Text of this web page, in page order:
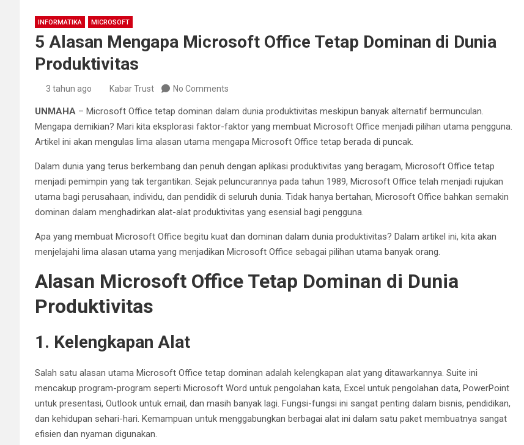
INFORMATIKA MICROSOFT
5 Alasan Mengapa Microsoft Office Tetap Dominan di Dunia
Produktivitas
3 tahun ago Kabar Trust No Comments
UNMAHA – Microsoft Office tetap dominan dalam dunia produktivitas meskipun banyak alternatif bermunculan.
Mengapa demikian? Mari kita eksplorasi faktor-faktor yang membuat Microsoft Office menjadi pilihan utama pengguna.
Artikel ini akan mengulas lima alasan utama mengapa Microsoft Office tetap berada di puncak.
Dalam dunia yang terus berkembang dan penuh dengan aplikasi produktivitas yang beragam, Microsoft Office tetap
menjadi pemimpin yang tak tergantikan. Sejak peluncurannya pada tahun 1989, Microsoft Office telah menjadi rujukan
utama bagi perusahaan, individu, dan pendidik di seluruh dunia. Tidak hanya bertahan, Microsoft Office bahkan semakin
dominan dalam menghadirkan alat-alat produktivitas yang esensial bagi pengguna.
Apa yang membuat Microsoft Office begitu kuat dan dominan dalam dunia produktivitas? Dalam artikel ini, kita akan
menjelajahi lima alasan utama yang menjadikan Microsoft Office sebagai pilihan utama banyak orang.
Alasan Microsoft Office Tetap Dominan di Dunia
Produktivitas
1. Kelengkapan Alat
Salah satu alasan utama Microsoft Office tetap dominan adalah kelengkapan alat yang ditawarkannya. Suite ini
mencakup program-program seperti Microsoft Word untuk pengolahan kata, Excel untuk pengolahan data, PowerPoint
untuk presentasi, Outlook untuk email, dan masih banyak lagi. Fungsi-fungsi ini sangat penting dalam bisnis, pendidikan,
dan kehidupan sehari-hari. Kemampuan untuk menggabungkan berbagai alat ini dalam satu paket membuatnya sangat
efisien dan nyaman digunakan.